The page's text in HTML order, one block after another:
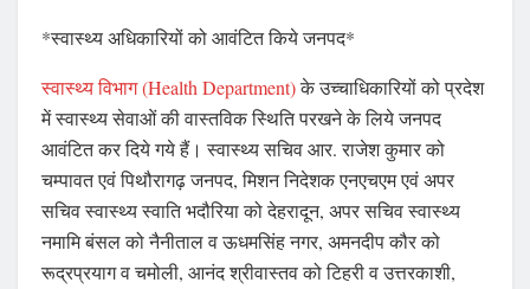
*स्वास्थ्य अधिकारियों को आवंटित किये जनपद*
स्वास्थ्य विभाग (Health Department)के उच्चाधिकारियों को प्रदेश
में स्वास्थ्य सेवाओं की वास्तविक स्थिति परखने के लिये जनपद
आवंटित कर दिये गये हैं। स्वास्थ्य सचिव आर. राजेश कुमार को
चम्पावत एवं पिथौरागढ़ जनपद, मिशन निदेशक एनएचएम एवं अपर
सचिव स्वास्थ्य स्वाति भदौरिया को देहरादून, अपर सचिव स्वास्थ्य
नमामि बंसल को नैनीताल व ऊधमसिंह नगर, अमनदीप कौर को
रूद्रप्रयाग व चमोली, आनंद श्रीवास्तव को टिहरी व उत्तरकाशी,